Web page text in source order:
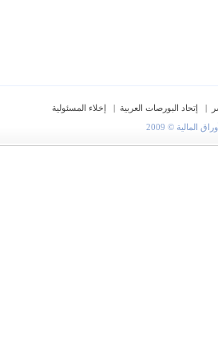
| إتحاد البورصات العربية |
إخلاء المسئولية
© 2009